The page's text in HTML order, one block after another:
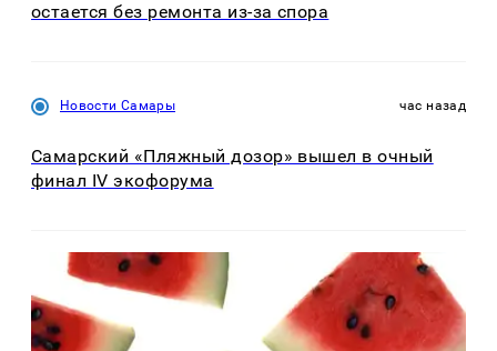
остается без ремонта из-за спора
Новости Самары час назад
Самарский «Пляжный дозор» вышел в очный
финал IV экофорума